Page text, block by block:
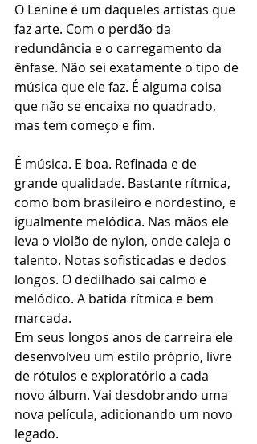
O Lenine é um daqueles artistas que
faz arte. Com o perdão da
redundância e o carregamento da
ênfase. Não sei exatamente o tipo de
música que ele faz. É alguma coisa
que não se encaixa no quadrado,
mas tem começo e fim.
É música. E boa. Refinada e de
grande qualidade. Bastante rítmica,
como bom brasileiro e nordestino, e
igualmente melódica. Nas mãos ele
leva o violão de nylon, onde caleja o
talento. Notas sofisticadas e dedos
longos. O dedilhado sai calmo e
melódico. A batida rítmica e bem
marcada.
Em seus longos anos de carreira ele
desenvolveu um estilo próprio, livre
de rótulos e exploratório a cada
novo álbum. Vai desdobrando uma
nova película, adicionando um novo
legado.